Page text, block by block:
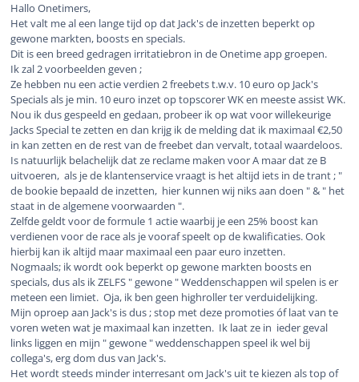
Hallo Onetimers,
Het valt me al een lange tijd op dat Jack's de inzetten beperkt op
gewone markten, boosts en specials.
Dit is een breed gedragen irritatiebron in de Onetime app groepen.
Ik zal 2 voorbeelden geven ;
Ze hebben nu een actie verdien 2 freebets t.w.v. 10 euro op Jack's
Specials als je min. 10 euro inzet op topscorer WK en meeste assist WK.
Nou ik dus gespeeld en gedaan, probeer ik op wat voor willekeurige
Jacks Special te zetten en dan krijg ik de melding dat ik maximaal €2,50
in kan zetten en de rest van de freebet dan vervalt, totaal waardeloos.
Is natuurlijk belachelijk dat ze reclame maken voor A maar dat ze B
uitvoeren, als je de klantenservice vraagt is het altijd iets in de trant ; "
de bookie bepaald de inzetten, hier kunnen wij niks aan doen " & " het
staat in de algemene voorwaarden ".
Zelfde geldt voor de formule 1 actie waarbij je een 25% boost kan
verdienen voor de race als je vooraf speelt op de kwalificaties. Ook
hierbij kan ik altijd maar maximaal een paar euro inzetten.
Nogmaals; ik wordt ook beperkt op gewone markten boosts en
specials, dus als ik ZELFS " gewone " Weddenschappen wil spelen is er
meteen een limiet. Oja, ik ben geen highroller ter verduidelijking.
Mijn oproep aan Jack's is dus ; stop met deze promoties óf laat van te
voren weten wat je maximaal kan inzetten. Ik laat ze in ieder geval
links liggen en mijn " gewone " weddenschappen speel ik wel bij
collega's, erg dom dus van Jack's.
Het wordt steeds minder interresant om Jack's uit te kiezen als top of